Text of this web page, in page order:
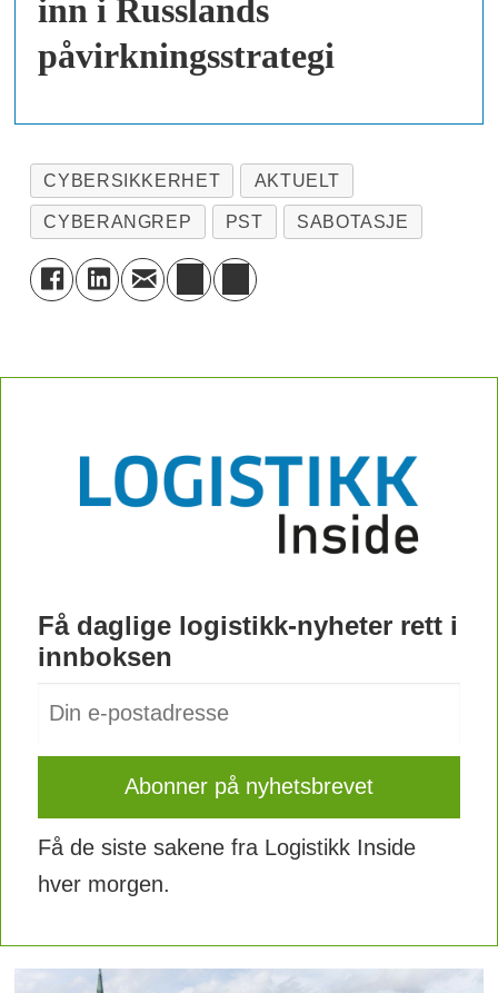
inn i Russlands
påvirkningsstrategi
CYBERSIKKERHET AKTUELT
CYBERANGREP PST SABOTASJE
Få daglige logistikk-nyheter rett i
innboksen
Få de siste sakene fra Logistikk Inside
hver morgen.